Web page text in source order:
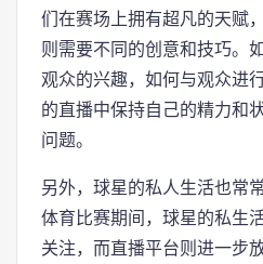
们在赛场上拥有超凡的天赋
则需要不同的创意和技巧。
观众的兴趣，如何与观众进
的直播中保持自己的精力和
问题。
另外，球星的私人生活也常
体育比赛期间，球星的私生
关注，而直播平台则进一步